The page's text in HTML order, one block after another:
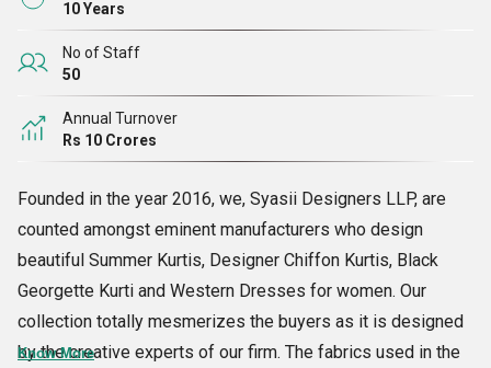
10 Years
No of Staff
50
Annual Turnover
Rs 10 Crores
Founded in the year 2016, we, Syasii Designers LLP, are
counted amongst eminent manufacturers who design
beautiful Summer Kurtis, Designer Chiffon Kurtis, Black
Georgette Kurti and Western Dresses for women. Our
collection totally mesmerizes the buyers as it is designed
by the creative experts of our firm. The fabrics used in the
Know More